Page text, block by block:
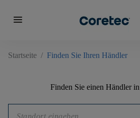
menu
Startseite / Finden Sie Ihren Händler
Finden Sie einen Händler